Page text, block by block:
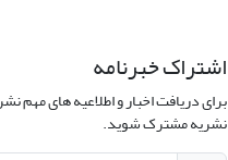
اشتراک خبرنامه
برای دریافت اخبار و اطلاعیه های مهم
نشریه مشترک شوید.